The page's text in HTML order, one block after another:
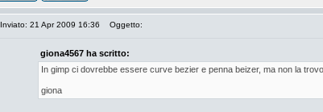
Inviato: 21 Apr 2009 16:36 Oggetto:
giona4567 ha scritto:
In gimp ci dovrebbe essere curve bezier e penna beizer, ma non la
giona